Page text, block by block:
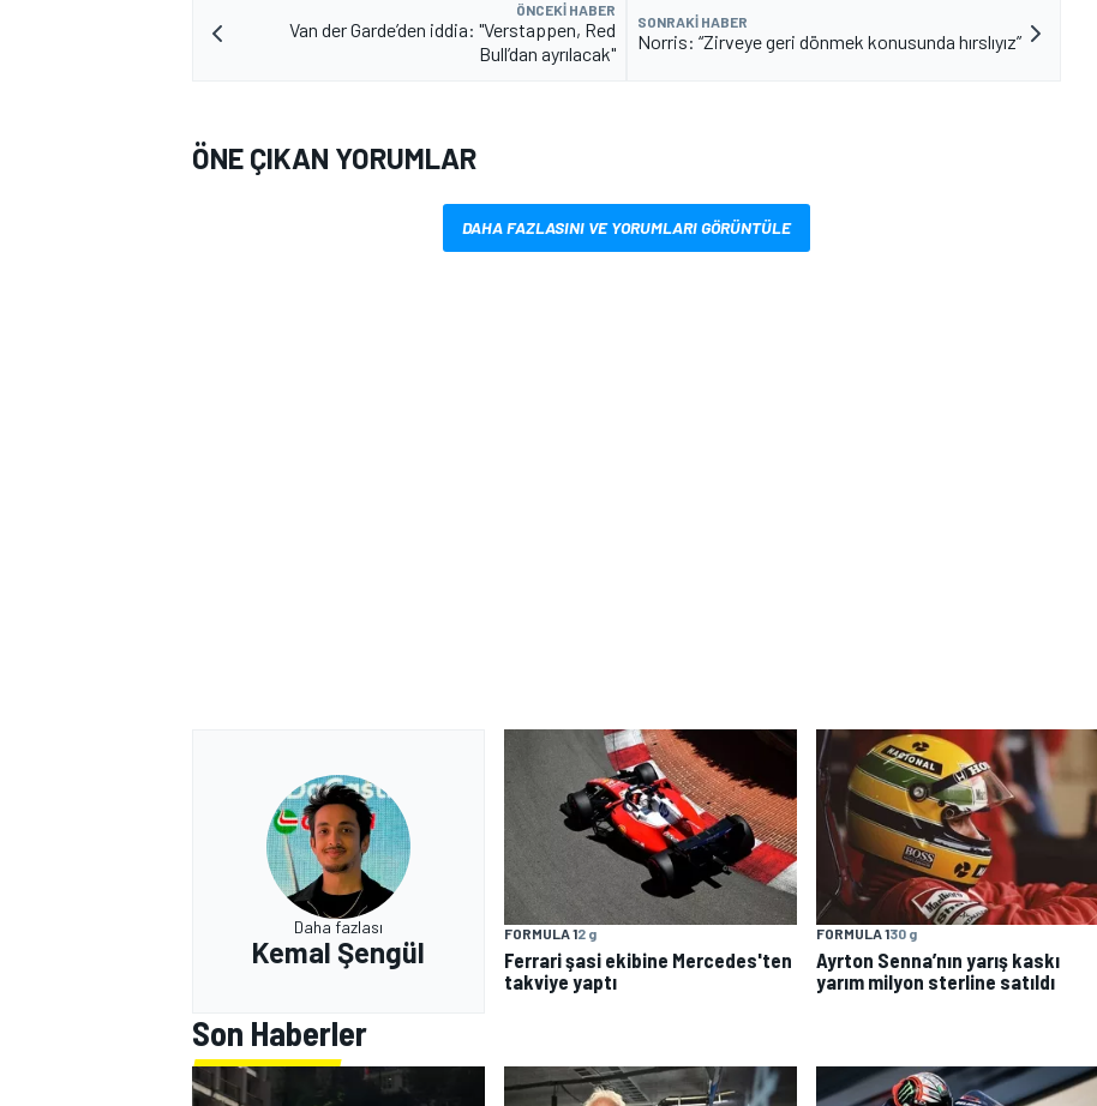
ÖNCEKI HABER
Van der Garde’den iddia: "Verstappen, Red
Bull’dan ayrılacak"
SONRAKI HABER
Norris: “Zirveye geri dönmek konusunda hırslıyız”
ÖNE ÇIKAN YORUMLAR
DAHA FAZLASINI VE YORUMLARI GÖRÜNTÜLE
Daha fazlası
Kemal Şengül
FORMULA 12 g
Ferrari şasi ekibine Mercedes'ten
takviye yaptı
FORMULA 130 g
Ayrton Senna’nın yarış kaskı
yarım milyon sterline satıldı
Son Haberler